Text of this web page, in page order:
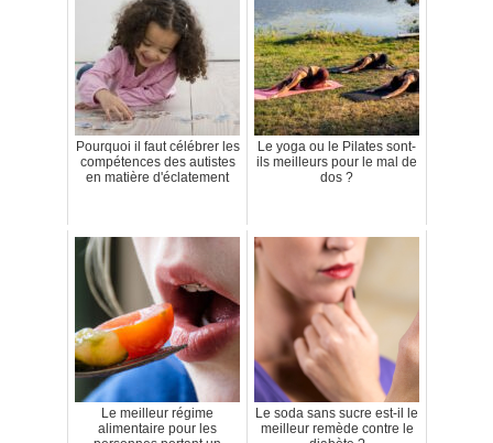
Pourquoi il faut célébrer les
compétences des autistes
en matière d'éclatement
Le yoga ou le Pilates sont-
ils meilleurs pour le mal de
dos ?
Le meilleur régime
alimentaire pour les
Le soda sans sucre est-il le
meilleur remède contre le